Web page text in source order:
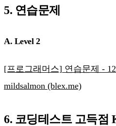
5. 연습문제
A. Level 2
[프로그래머스] 연습문제 -
mildsalmon (blex.me)
6. 코딩테스트 고득점